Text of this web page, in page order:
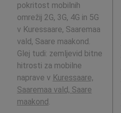
pokritost mobilnih
omrežij 2G, 3G, 4G in 5G
v Kuressaare, Saaremaa
vald, Saare maakond.
Glej tudi: zemljevid bitne
hitrosti za mobilne
naprave v Kuressaare,
Saaremaa vald, Saare
maakond.